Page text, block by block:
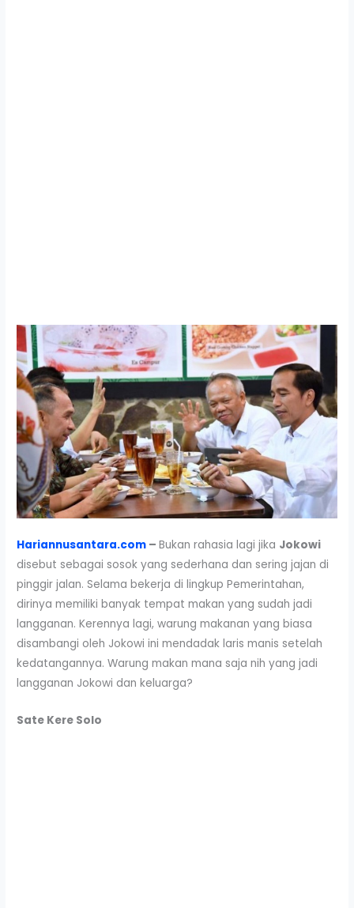
Hariannusantara.com –Bukan rahasia lagi jika Jokowi
disebut sebagai sosok yang sederhana dan sering jajan di
pinggir jalan. Selama bekerja di lingkup Pemerintahan,
dirinya memiliki banyak tempat makan yang sudah jadi
langganan. Kerennya lagi, warung makanan yang biasa
disambangi oleh Jokowi ini mendadak laris manis setelah
kedatangannya. Warung makan mana saja nih yang jadi
langganan Jokowi dan keluarga?
Sate Kere Solo